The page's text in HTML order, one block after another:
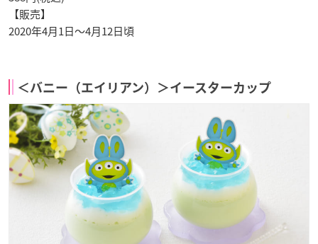
【販売】
2020年4月1日〜4月12日頃
＜バニー（エイリアン）＞イースターカップ